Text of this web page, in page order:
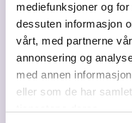
mediefunksjoner og
dessuten informasjon
vårt, med partnerne
annonsering og
med annen
eller som de har
Bransje
Personalutvikling -
Web
https://